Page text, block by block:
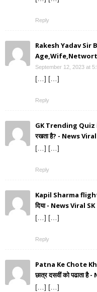
Reply
Rakesh Yadav Sir
September 12, 2023 at
[…] […]
Reply
GK Trending Quiz in
रखता है? - News
[…] […]
Reply
Kapil Sharma flight
दिया - News Viral SK
[…] […]
Reply
Patna Ke Chote
छात्र दसवीं को पढाता
[…] […]